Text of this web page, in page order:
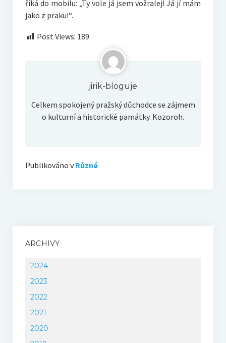
říká do mobilu: „Ty vole já jsem vožralej! Já jí mám
jako z praku!“.
Post Views: 189
jirik-bloguje
Celkem spokojený pražský důchodce se zájmem
o kulturní a historické památky. Kozoroh.
Publikováno v Různé
ARCHIVY
2024
2023
2022
2021
2020